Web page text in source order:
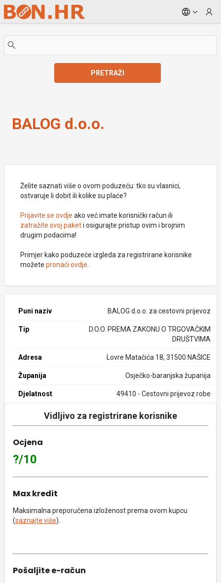
Skip to Main Content
PRETRAŽI
BALOG d.o.o.
Želite saznati više o ovom poduzeću: tko su vlasnici,
ostvaruje li dobit ili kolike su plaće?
Prijavite se ovdje ako već imate korisnički račun ili
zatražite svoj paketi osigurajte pristup ovim i brojnim
drugim podacima!
Primjer kako poduzeće izgleda za registrirane korisnike
možete pronaći ovdje
Puni naziv BALOG d.o.o. za cestovni prijevoz
Tip
D.O.O. PREMA ZAKONU O TRGOVAČKIM
DRUŠTVIMA
Adresa Lovre Matačića 18, 31500 NAŠICE
Županija Osječko-baranjska županija
Djelatnost 49410 - Cestovni prijevoz robe
Vidljivo za registrirane korisnike
Ocjena
?/10
Max kredit
Maksimalna preporučena izloženost prema ovom kupcu
(saznajte više).
Pošaljite e-račun